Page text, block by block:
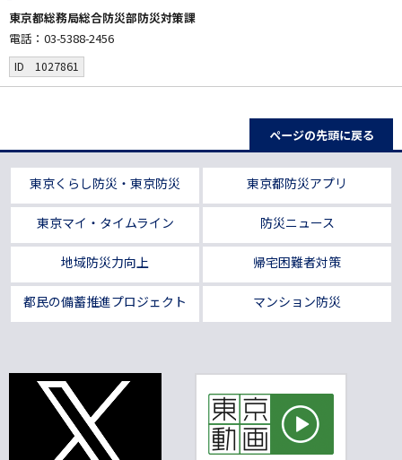
東京都総務局総合防災部防災対策課
電話：03-5388-2456
ID 1027861
ページの先頭に戻る
東京くらし防災・東京防災 東京都防災アプリ
東京マイ・タイムライン 防災ニュース
地域防災力向上 帰宅困難者対策
都民の備蓄推進プロジェクト マンション防災